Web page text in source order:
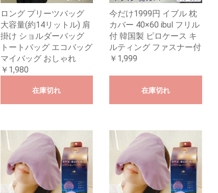
ロング プリーツバッグ
大容量(約14リットル) 肩
掛け ショルダーバッグ
トートバッグ エコバッグ
マイバッグ おしゃれ
￥1,980
在庫切れ
今だけ1999円 イブル 枕
カバー 40×60 ibul フリル
付 韓国製 ピロケース キ
ルティング ファスナー付
￥1,999
在庫切れ